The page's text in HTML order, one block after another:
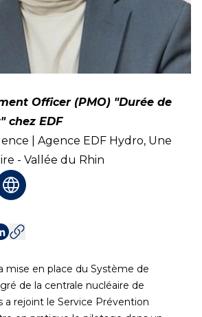
Officer (PMO) "Durée de
chez EDF
| Agence EDF Hydro, Une
- Vallée du Rhin
web
mise en place du Système de
de la centrale nucléaire de
a rejoint le Service Prévention